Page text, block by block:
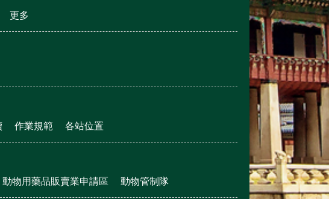
更多
作業規範 各站位置
動物用藥品販賣業申請區 動物管制隊